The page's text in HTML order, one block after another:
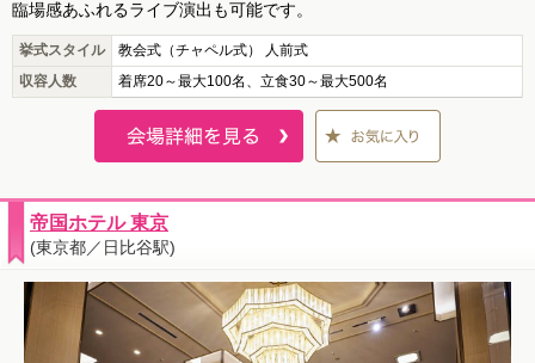
臨場感あふれるライブ演出も可能です。
挙式スタイル
教会式（チャペル式） 人前式
収容人数
着席20～最大100名、立食30～最大500名
帝国ホテル 東京
(東京都／日比谷駅)